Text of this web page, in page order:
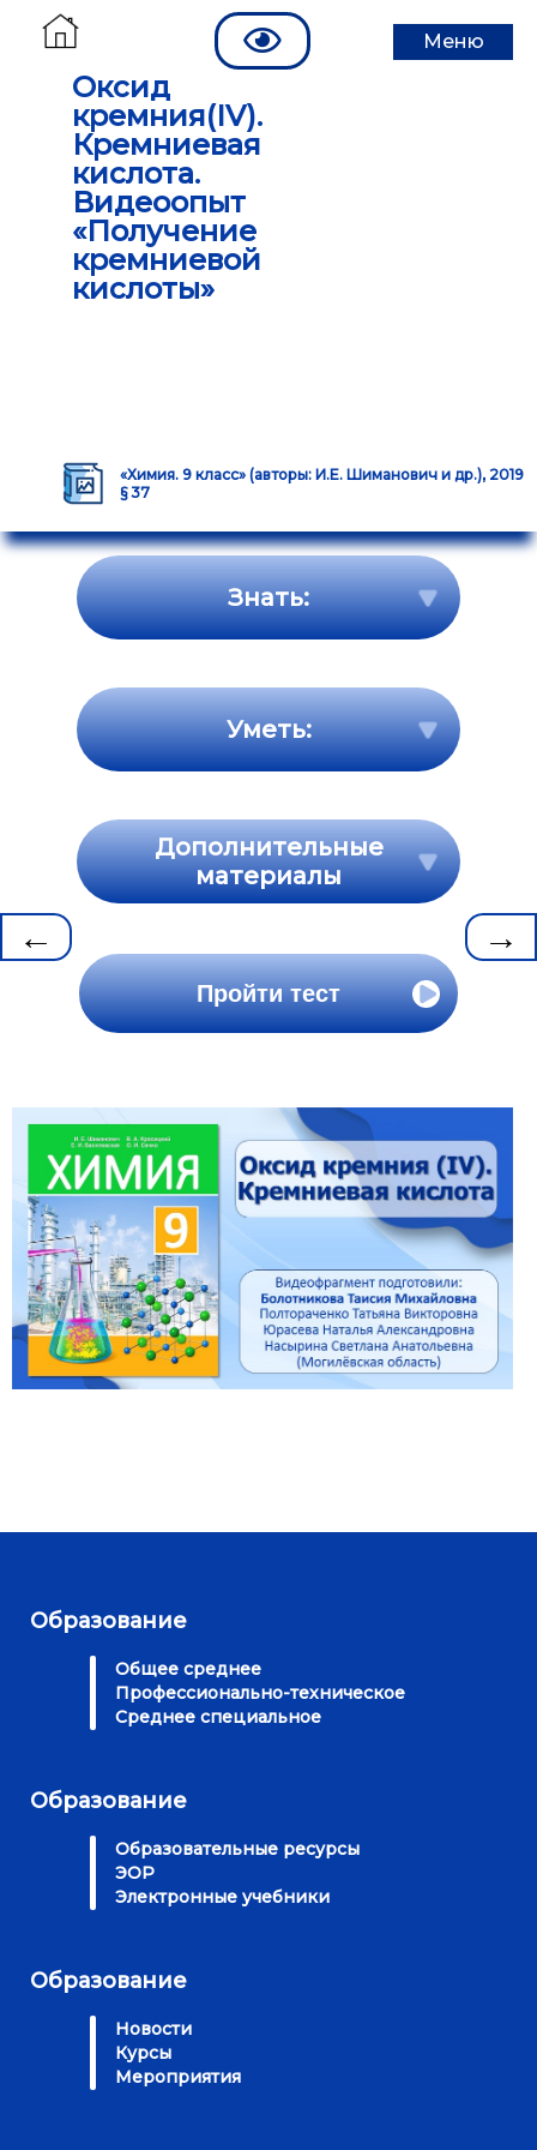
Оксид
кремния(IV).
Кремниевая
кислота.
Видеоопыт
«Получение
кремниевой
кислоты»
Меню
«Химия. 9 класс» (авторы: И.Е. Шиманович и др.), 2019
§ 37
← →
Знать:
Уметь:
Дополнительные
материалы
Пройти тест
Образование
Общее среднее
Профессионально-техническое
Среднее специальное
Образование
Образовательные ресурсы
ЭОР
Электронные учебники
Образование
Новости
Курсы
Мероприятия